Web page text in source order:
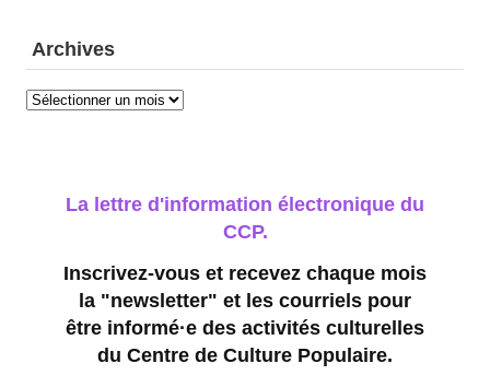
Archives
Archives
La lettre d'information électronique du
CCP.
Inscrivez-vous et recevez chaque mois
la "newsletter" et les courriels pour
être informé·e des activités culturelles
du Centre de Culture Populaire.